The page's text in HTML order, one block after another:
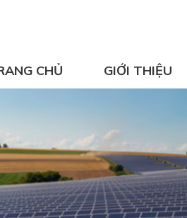
CHỦ GIỚI THIỆU